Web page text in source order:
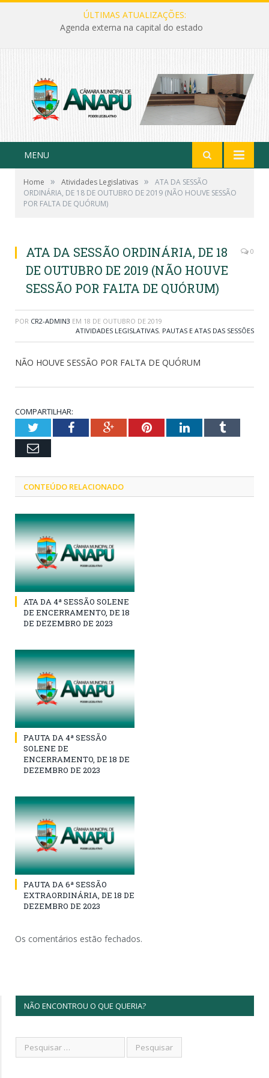
ÚLTIMAS ATUALIZAÇÕES:
Agenda externa na capital do estado
MENU
Home » Atividades Legislativas »
ATA DA SESSÃO
ORDINÁRIA, DE 18 DE OUTUBRO DE 2019 (NÃO HOUVE SESSÃO
POR FALTA DE QUÓRUM)
ATA DA SESSÃO ORDINÁRIA, DE 18
DE OUTUBRO DE 2019 (NÃO HOUVE
SESSÃO POR FALTA DE QUÓRUM)
0
POR CR2-ADMIN3 EM 18 DE OUTUBRO DE 2019
ATIVIDADES LEGISLATIVAS, PAUTAS E ATAS DAS SESSÕES
NÃO HOUVE SESSÃO POR FALTA DE QUÓRUM
COMPARTILHAR:
TwitterFacebookGoogle+PinterestLinkedInTumblr
Email
CONTEÚDO RELACIONADO
ATA DA 4ª SESSÃO SOLENE
DE ENCERRAMENTO, DE 18
DE DEZEMBRO DE 2023
PAUTA DA 4ª SESSÃO
SOLENE DE
ENCERRAMENTO, DE 18 DE
DEZEMBRO DE 2023
PAUTA DA 6ª SESSÃO
EXTRAORDINÁRIA, DE 18 DE
DEZEMBRO DE 2023
Os comentários estão fechados.
NÃO ENCONTROU O QUE QUERIA?